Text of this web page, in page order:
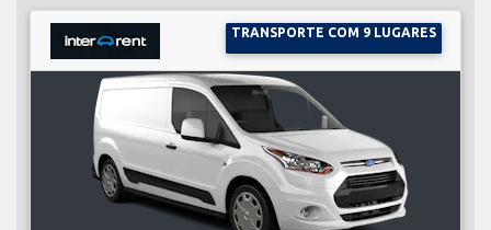
TRANSPORTE COM 9 LUGARES